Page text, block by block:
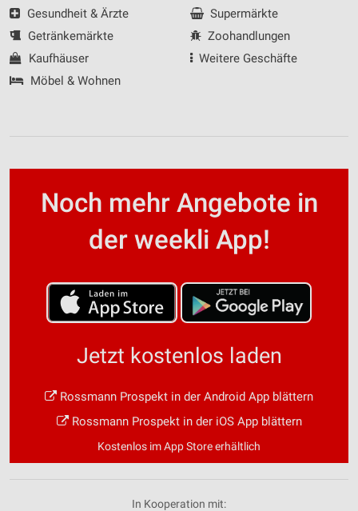
Gesundheit & Ärzte
Getränkemärkte
Kaufhäuser
Möbel & Wohnen
Supermärkte
Zoohandlungen
Weitere Geschäfte
Noch mehr Angebote in
der weekli App!
Jetzt kostenlos laden
Rossmann Prospekt in der Android App blättern
Rossmann Prospekt in der iOS App blättern
Kostenlos im App Store erhältlich
In Kooperation mit: